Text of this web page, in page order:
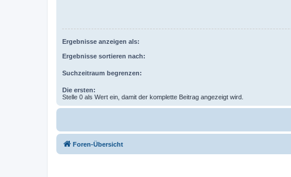
Ergebnisse anzeigen als:
Ergebnisse sortieren nach:
Suchzeitraum begrenzen:
Die ersten:
Stelle 0 als Wert ein, damit der komplette Beitrag angezeigt wird.
Foren-Übersicht